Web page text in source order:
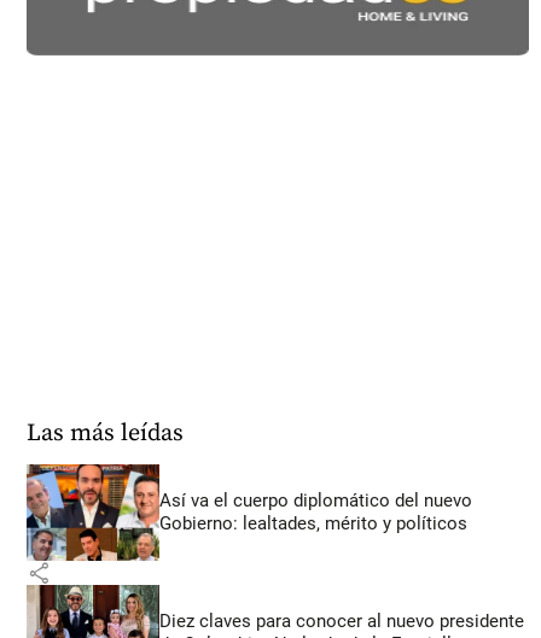
Las más leídas
Así va el cuerpo diplomático del nuevo
Gobierno: lealtades, mérito y políticos
share
Diez claves para conocer al nuevo presidente